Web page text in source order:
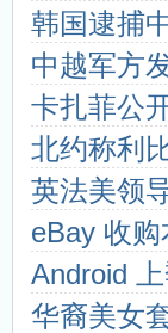
韩国逮捕
中越军方
卡扎菲公
北约称利
英法美领
eBay 收
Android
华裔美女